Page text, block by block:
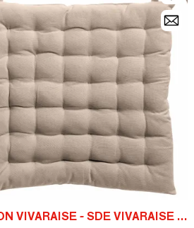
MAISON VIVARAISE - SDE VIVARAISE WINKLER